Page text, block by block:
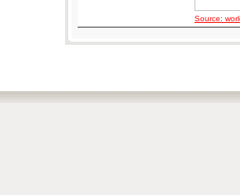
Source: